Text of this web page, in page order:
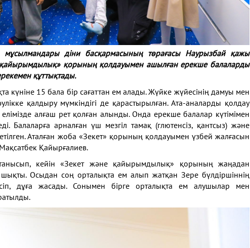
мұсылмандары діни басқармасының төрағасы Наурызбай қажы
қайырымдылық» қорының қолдауымен ашылған ерекше балаларды
құттықтады.
күніне 15 бала бір сағаттан ем алады. Жүйке жүйесінің дамуы мен
қалдыру мүмкіндігі де қарастырылған. Ата-аналарды қолдау
алғаш рет қолған алынды. Онда ерекше балалар күтімімен
Балаларға арналған үш мезгіл тамақ (глютенсіз, қантсыз) және
Аталған жоба «Зекет» қорының қолдауымен үзбей жалғасын
Қайырғалиев.
кейін «Зекет және қайырымдылық» қорының жаңадан
шықты. Осыдан соң орталықта ем алып жатқан Зере бүлдіршіннің
дұға жасады. Сонымен бірге орталықта ем алушылар мен